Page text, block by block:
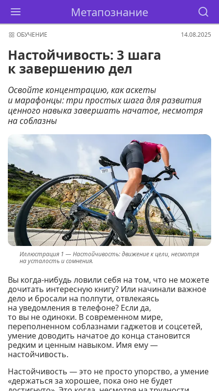
Метапознание
ОБУЧЕНИЕ 14.08.2025
Настойчивость: 3 шага
к завершению дел
Освойте концентрацию, как аскеты
и марафонцы: три простых шага для развития
ценного навыка завершать начатое, несмотря
на соблазны
Настойчивость: движение к цели, несмотря
на усталость и сомнения.
Вы когда-нибудь ловили себя на том, что не можете
дочитать интересную книгу? Или начинали важное
дело и бросали на полпути, отвлекаясь
на уведомления в телефоне? Если да,
то вы не одиноки. В современном мире,
переполненном соблазнами гаджетов и соцсетей,
умение доводить начатое до конца становится
редким и ценным навыком. Имя ему —
настойчивость.
Настойчивость — это не просто упорство, а умение
«держаться за хорошее, пока оно не будет